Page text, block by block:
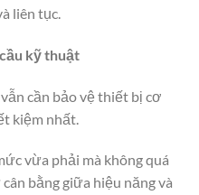
liên tục.
kỹ thuật
cần bảo vệ thiết bị cơ
kiệm nhất.
vừa phải mà không quá
cân bằng giữa hiệu năng và